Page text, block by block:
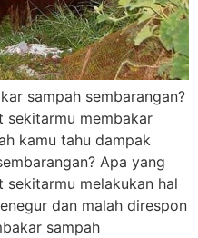
sampah sembarangan?
sekitarmu membakar
kamu tahu dampak
Apa yang
sekitarmu melakukan hal
dan malah direspon
sampah